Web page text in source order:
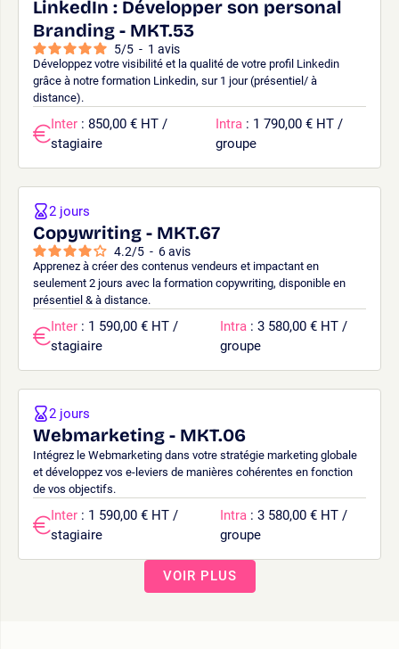
LinkedIn : Développer son personal
Branding - MKT.53
5/5 - 1 avis
Développez votre visibilité et la qualité de votre profil Linkedin
grâce à notre formation Linkedin, sur 1 jour (présentiel/ à
distance).
Inter : 850,00 € HT /
stagiaire
Intra : 1 790,00 € HT /
groupe
Copywriting - MKT.67
4.2/5 - 6avis
Apprenez à créer des contenus vendeurs et impactant en
seulement 2 jours avec la formation copywriting, disponible en
présentiel & à distance.
2 jours
Inter : 1 590,00 € HT /
stagiaire
Intra : 3 580,00 € HT /
groupe
Webmarketing - MKT.06
Intégrez le Webmarketing dans votre stratégie marketing globale
et développez vos e-leviers de manières cohérentes en fonction
de vos objectifs.
2 jours
Inter : 1 590,00 € HT /
stagiaire
Intra : 3 580,00 € HT /
groupe
VOIR PLUS